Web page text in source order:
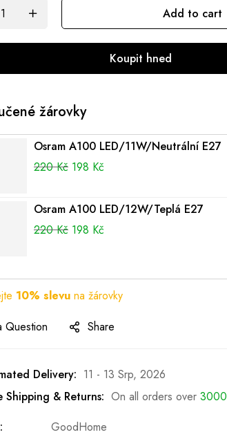
Add to cart
Koupit hned
žárovky
Osram A100 LED/11W/Neutrální E27
220Kč 198 Kč
Osram A100 LED/12W/Teplá E27
220Kč 198 Kč
10% slevu na žárovky
Question
Share
Delivery: 11 - 13 Srp, 2026
Shipping & Returns: On all orders over 3000
GoodHome